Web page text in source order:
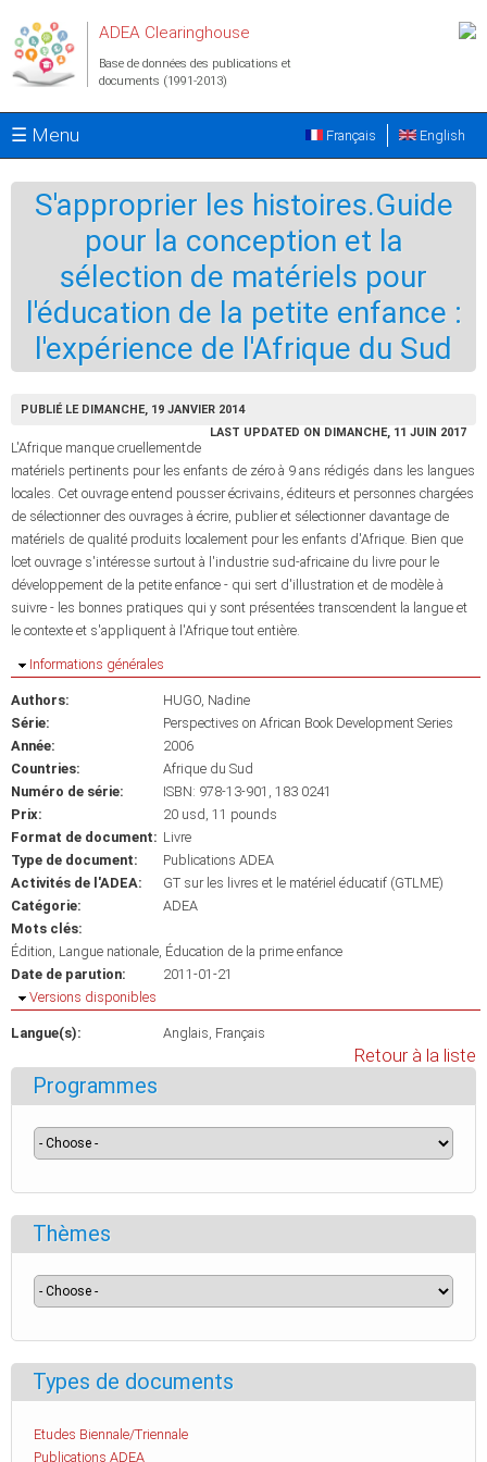
ADEA Clearinghouse
Base de données des publications et
documents (1991-2013)
☰ Menu English
Français
S'approprier les histoires.Guide
pour la conception et la
sélection de matériels pour
l'éducation de la petite enfance :
l'expérience de l'Afrique du Sud
PUBLIÉ LE DIMANCHE, 19 JANVIER 2014
LAST UPDATED ON DIMANCHE, 11 JUIN 2017
L'Afrique manque cruellementde
matériels pertinents pour les enfants de zéro à 9 ans rédigés dans les langues
locales. Cet ouvrage entend pousser écrivains, éditeurs et personnes chargées
de sélectionner des ouvrages à écrire, publier et sélectionner davantage de
matériels de qualité produits localement pour les enfants d'Afrique. Bien que
lcet ouvrage s'intéresse surtout à l'industrie sud-africaine du livre pour le
développement de la petite enfance - qui sert d'illustration et de modèle à
suivre - les bonnes pratiques qui y sont présentées transcendent la langue et
le contexte et s'appliquent à l'Afrique tout entière.
Masquer
Informations générales
Authors:
HUGO, Nadine
Série:
Perspectives on African Book Development Series
Année:
2006
Countries:
Afrique du Sud
Numéro de série:
ISBN: 978-13-901, 183 0241
Prix:
20 usd, 11 pounds
Format de document: Livre
Type de document:
Publications ADEA
Activités de l'ADEA:
GT sur les livres et le matériel éducatif (GTLME)
Catégorie:
ADEA
Mots clés:
Édition Langue nationale Éducation de la prime enfance
Date de parution:
2011-01-21
Masquer
Versions disponibles
Langue(s): Anglais Français
Retour à la liste
Programmes
Thèmes
Types de documents
Etudes Biennale/Triennale
Publications ADEA